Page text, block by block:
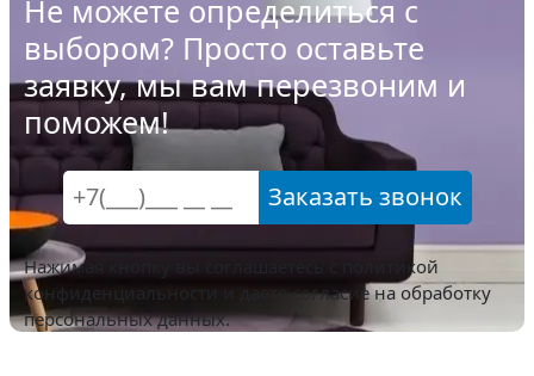
Не можете определиться с
выбором? Просто оставьте
заявку, мы вам перезвоним и
поможем!
Заказать звонок
Нажимая кнопку вы соглашаетесь с
политикой
конфиденциальности и даете согласие на обработку
персональных данных.